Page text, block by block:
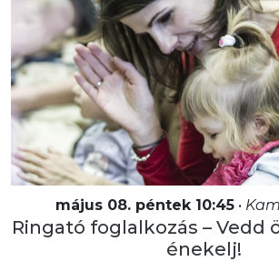
május 08. péntek 10:45 •
Ringató foglalkozás – Vedd
énekelj!